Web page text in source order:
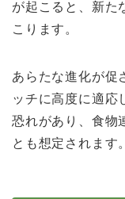
が起こると、新た
こります。
あらたな進化が促
ッチに高度に適応
恐れがあり、食物
とも想定されます。